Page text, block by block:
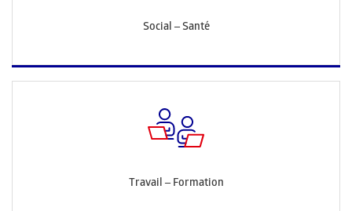
Social – Santé
Travail – Formation